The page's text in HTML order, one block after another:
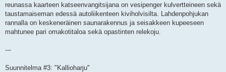
reunassa kaarteen katseenvangitsijana on vesipenger kulvertteineen sekä
taustamaiseman edessä autoliikenteen kiviholvisilta. Lahdenpohjukan
rannalla on keskeneräinen saunarakennus ja seisakkeen kupeeseen
mahtunee pari omakotitaloa sekä opastinten relekoju.
---
Suunnitelma #3: "Kallioharju"